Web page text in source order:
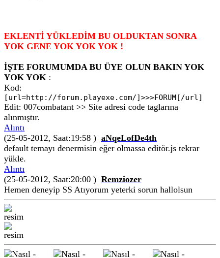
EKLENTİ YÜKLEDİM BU OLDUKTAN SONRA
YOK GENE YOK YOK YOK !
İŞTE FORUMUMDA BU ÜYE OLUN BAKIN YOK
YOK YOK :
Kod:
[url=http://forum.playexe.com/]>>>FORUM[/url]
Edit: 007combatant >> Site adresi code taglarına
alınmıştır.
Alıntı
(25-05-2012, Saat:19:58 ) aNqeLofDe4th
default temayı denermisin eğer olmassa editör.js tekrar
yükle.
Alıntı
(25-05-2012, Saat:20:00 ) Remziozer
Hemen deneyip SS Atıyorum yeterki sorun hallolsun